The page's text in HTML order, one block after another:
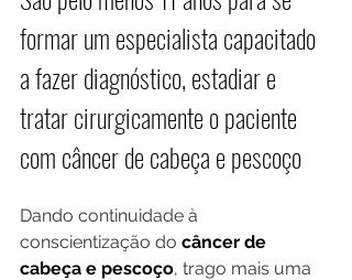
formar um especialista capacitado
a fazer diagnóstico, estadiar e
tratar cirurgicamente o paciente
com câncer de cabeça e pescoço
Dando continuidade à
conscientização do câncer de
cabeça e pescoço, trago mais uma